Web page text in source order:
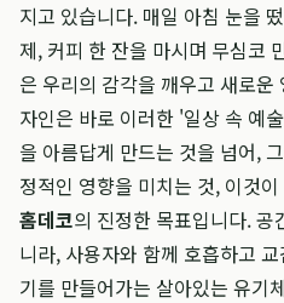
지고 있습니다. 매일 아침 눈을
제, 커피 한 잔을 마시며 무심코
은 우리의 감각을 깨우고 새로
자인은 바로 이러한 '일상 속 예
을 아름답게 만드는 것을 넘어,
정적인 영향을 미치는 것, 이것
홈데코의 진정한 목표입니다.
니라, 사용자와 함께 호흡하고
기를 만들어가는 살아있는 유기